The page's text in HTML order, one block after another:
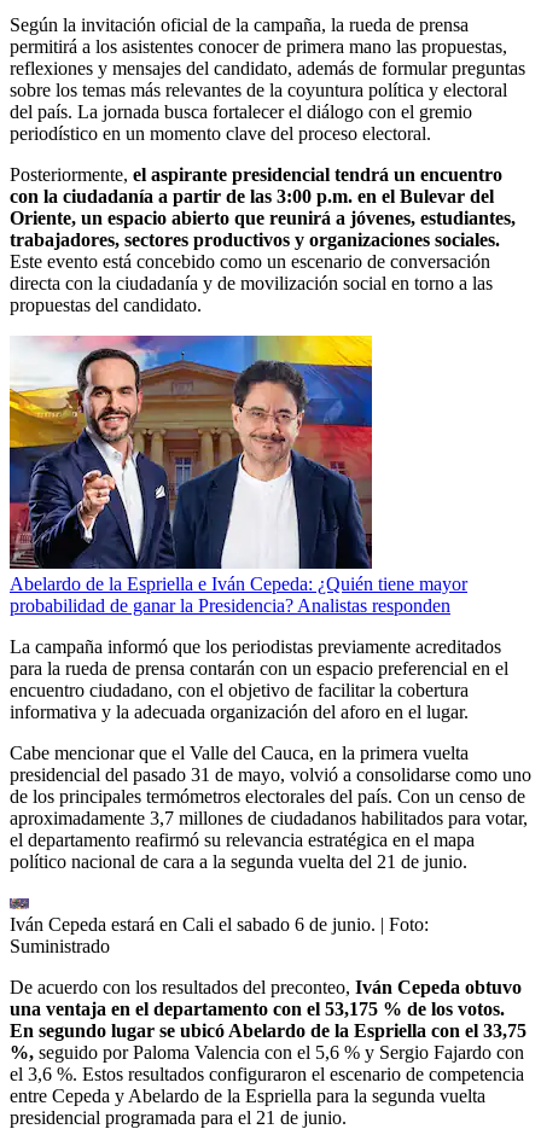
Según la invitación oficial de la campaña, la rueda de prensa
permitirá a los asistentes conocer de primera mano las propuestas,
reflexiones y mensajes del candidato, además de formular preguntas
sobre los temas más relevantes de la coyuntura política y electoral
del país. La jornada busca fortalecer el diálogo con el gremio
periodístico en un momento clave del proceso electoral.
Posteriormente, el aspirante presidencial tendrá un encuentro
con la ciudadanía a partir de las 3:00 p.m. en el Bulevar del
Oriente, un espacio abierto que reunirá a jóvenes, estudiantes,
trabajadores, sectores productivos y organizaciones sociales.
Este evento está concebido como un escenario de conversación
directa con la ciudadanía y de movilización social en torno a las
propuestas del candidato.
Abelardo de la Espriella e Iván Cepeda: ¿Quién tiene mayor
probabilidad de ganar la Presidencia? Analistas responden
La campaña informó que los periodistas previamente acreditados
para la rueda de prensa contarán con un espacio preferencial en el
encuentro ciudadano, con el objetivo de facilitar la cobertura
informativa y la adecuada organización del aforo en el lugar.
Cabe mencionar que el Valle del Cauca, en la primera vuelta
presidencial del pasado 31 de mayo, volvió a consolidarse como uno
de los principales termómetros electorales del país. Con un censo de
aproximadamente 3,7 millones de ciudadanos habilitados para votar,
el departamento reafirmó su relevancia estratégica en el mapa
político nacional de cara a la segunda vuelta del 21 de junio.
Iván Cepeda estará en Cali el sabado 6 de junio. | Foto:
Suministrado
De acuerdo con los resultados del preconteo, Iván Cepeda obtuvo
una ventaja en el departamento con el 53,175 % de los votos.
En segundo lugar se ubicó Abelardo de la Espriella con el 33,75
%, seguido por Paloma Valencia con el 5,6 % y Sergio Fajardo con
el 3,6 %. Estos resultados configuraron el escenario de competencia
entre Cepeda y Abelardo de la Espriella para la segunda vuelta
presidencial programada para el 21 de junio.